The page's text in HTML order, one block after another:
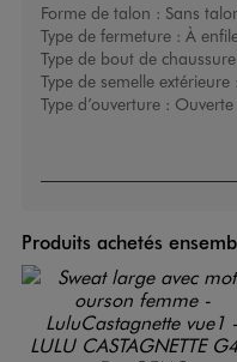
Forme de talon : Sans
Type de fermeture : À
Type de bout de
Type de semelle extérieure :
Type d’ouverture : Ouverte
Produits achetés